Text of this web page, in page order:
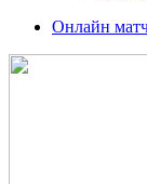
Онлайн